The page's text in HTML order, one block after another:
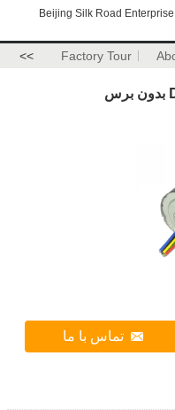
Beijing Silk Road
Factory Tour
>>
تماس با ما